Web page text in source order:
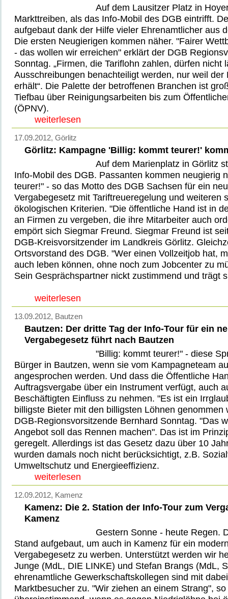
Auf dem Lausitzer Platz in
Markttreiben, als das Info-Mobil des DGB eintrifft.
aufgebaut dank der Hilfe vieler Ehrenamtlicher aus
Die ersten Neugierigen kommen näher. "Fairer
- das wollen wir erreichen" erklärt der DGB
Sonntag. „Firmen, die Tariflohn zahlen, dürfen nicht
Ausschreibungen benachteiligt werden, nur weil der
erhält“. Die Palette der betroffenen Branchen ist
Tiefbau über Reinigungsarbeiten bis zum
(ÖPNV).
weiterlesen
17.09.2012, Görlitz
Görlitz: Kampagne 'Billig: kommt teurer!'
Auf dem Marienplatz in Görlitz
Info-Mobil des DGB. Passanten kommen neugierig
teurer!" - so das Motto des DGB Sachsen für ein
Vergabegesetz mit Tariftreueregelung und weiteren
ökologischen Kriterien. "Die öffentliche Hand ist in
an Firmen zu vergeben, die ihre Mitarbeiter auch
empört sich Siegmar Freund. Siegmar Freund ist
DGB-Kreisvorsitzender im Landkreis Görlitz.
Ortsvorstand des DGB. "Wer einen Vollzeitjob hat,
auch leben können, ohne noch zum Jobcenter zu
Sein Gesprächspartner nickt zustimmend und trägt
weiterlesen
13.09.2012, Bautzen
Bautzen: Der dritte Tag der Info-Tour für ein
Vergabegesetz führt nach Bautzen
"Billig: kommt teurer!" - diese
Bürger in Bautzen, wenn sie vom Kampagneteam
angesprochen werden. Und dass die Öffentliche
Auftragsvergabe über ein Instrument verfügt, auch
Beschäftigten Einfluss zu nehmen. "Es ist ein
billigste Bieter mit den billigsten Löhnen genommen
DGB-Regionsvorsitzende Bernhard Sonntag. "Das
Angebot soll das Rennen machen". Das ist im
geregelt. Allerdings ist das Gesetz dazu über 10
wurden damals noch nicht berücksichtigt, z.B.
Umweltschutz und Energieeffizienz.
weiterlesen
12.09.2012, Kamenz
Kamenz: Die 2. Station der Info-Tour zum
Kamenz
Gestern Sonne - heute Regen.
Stand aufgebaut, um auch in Kamenz für ein
Vergabegesetz zu werben. Unterstützt werden wir
Junge (MdL, DIE LINKE) und Stefan Brangs (MdL,
ehrenamtliche Gewerkschaftskollegen sind mit
Marktbesucher zu. "Wir ziehen an einem Strang",